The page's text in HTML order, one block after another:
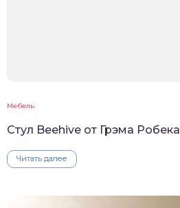
Мебель
Стул Beehive от Грэма Робека
Читать далее